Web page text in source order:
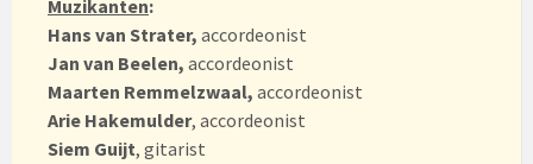
Muzikanten:
Hans van Strater, accordeonist
Jan van Beelen, accordeonist
Maarten Remmelzwaal, accordeonist
Arie Hakemulder, accordeonist
Siem Guijt, gitarist